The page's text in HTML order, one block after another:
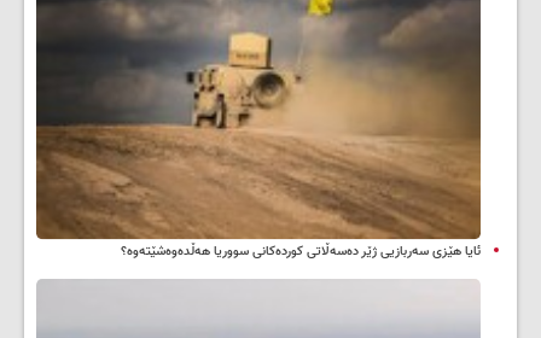
ئایا هێزی سەربازیی ژێر دەسەڵاتی کوردەکانی سووریا هەڵدەوەشێتەوە؟